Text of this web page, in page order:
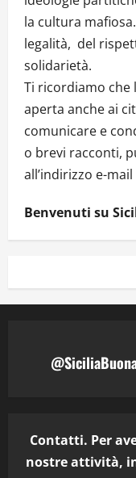
la cultura
legalità, del
solidarietà.
Ti ricordiamo che
aperta anche ai
comunicare e
o brevi racconti,
all’indirizzo e-
Benvenuti su
Contatti. Per
nostre attività,